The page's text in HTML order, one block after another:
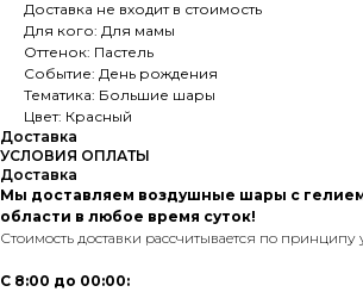
Доставка не входит в стоимость
Для кого: Для мамы
Оттенок: Пастель
Событие: День рождения
Тематика: Большие шары
Цвет: Красный
Доставка
УСЛОВИЯ ОПЛАТЫ
Доставка
Мы доставляем воздушные шары с
области в любое время суток!
Стоимость доставки рассчитывается по принципу
С 8:00 до 00:00: